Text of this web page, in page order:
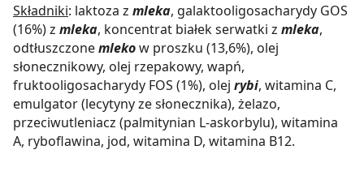
Składniki: laktoza z mleka, galaktooligosacharydy GOS
(16%) z mleka, koncentrat białek serwatki z mleka,
odtłuszczonemlekow proszku (13,6%), olej
słonecznikowy, olej rzepakowy, wapń,
fruktooligosacharydy FOS (1%), olej rybi, witamina C,
emulgator (lecytyny ze słonecznika), żelazo,
przeciwutleniacz (palmitynian L-askorbylu), witamina
A, ryboflawina, jod, witamina D, witamina B12.